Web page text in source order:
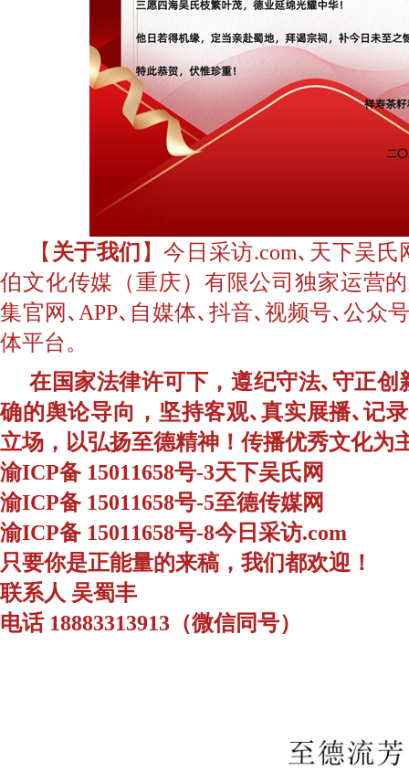
【 关于我们 】今日采访.com､天下吴
伯文化传媒（重庆）有限公司独家运营
集官网､APP､自媒体､抖音､视频号､公众
体平台。
在国家法律许可下，遵纪守法､守正创
确的舆论导向，坚持客观､真实展播､记
立场，以弘扬至德精神！传播优秀文化为
渝ICP备 15011658号-3天下吴氏网
渝ICP备 15011658号-5至德传媒网
渝ICP备 15011658号-8今日采访.com
只要你是正能量的来稿，我们都欢迎！
联系人 吴蜀丰
电话 18883313913（微信同号）